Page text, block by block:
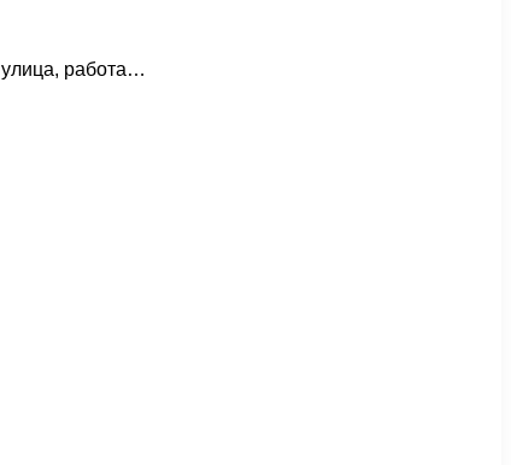
работа…